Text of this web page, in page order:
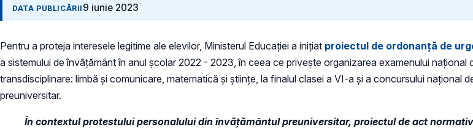
DATA PUBLICĂRII 9 iunie 2023
Pentru a proteja interesele legitime ale elevilor, Ministerul Educației a inițiat proiectul de ordonanță de
a sistemului de învățământ în anul școlar 2022 - 2023, în ceea ce privește organizarea examenului național
transdisciplinare: limbă și comunicare, matematică și științe, la finalul clasei a VI-a și a concursului național
preuniversitar.
În contextul protestului personalului din învățământul preuniversitar, proiectul de act